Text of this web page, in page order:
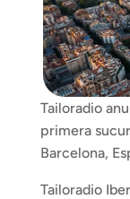
Tailoradio
primera
Barcelona,
Tailoradio